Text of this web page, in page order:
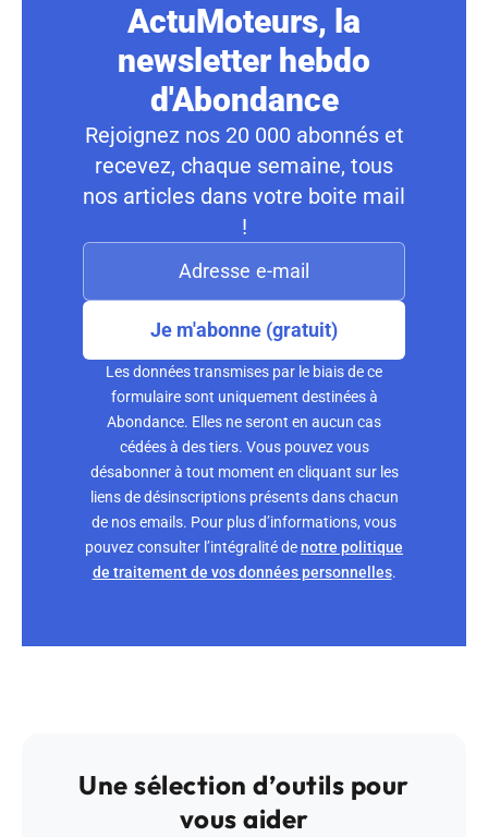
ActuMoteurs, la
newsletter hebdo
d'Abondance
Rejoignez nos 20 000 abonnés et
recevez, chaque semaine, tous
nos articles dans votre boite mail
!
Je m'abonne (gratuit)
Les données transmises par le biais de ce
formulaire sont uniquement destinées à
Abondance. Elles ne seront en aucun cas
cédées à des tiers. Vous pouvez vous
désabonner à tout moment en cliquant sur les
liens de désinscriptions présents dans chacun
de nos emails. Pour plus d’informations, vous
pouvez consulter l’intégralité denotre politique
de traitement de vos données personnelles.
Une sélection d’outils pour
vous aider